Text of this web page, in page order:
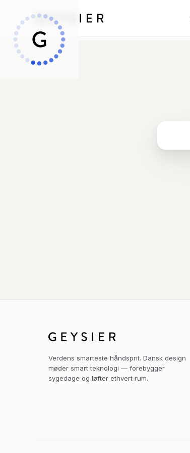
Loading
Verdens smarteste håndsprit. Dansk design
møder smart teknologi — forebygger
sygedage og løfter ethvert rum.